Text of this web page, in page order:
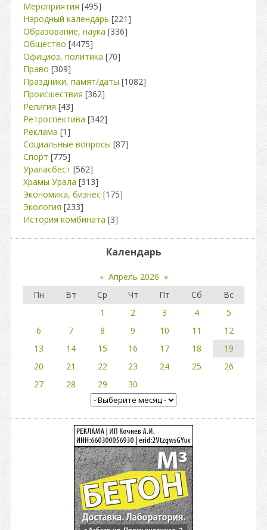
Мероприятия [495]
Народный календарь [221]
Образование, наука [336]
Общество [4475]
Официоз, политика [70]
Право [309]
Праздники, памят/даты [1082]
Происшествия [362]
Религия [43]
Ретроспектива [342]
Реклама [1]
Социальные вопросы [87]
Спорт [775]
Ураласбест [562]
Храмы Урала [313]
Экономика, бизнес [175]
Экология [233]
История комбината [3]
Календарь
« Апрель 2026 »
Пн
Вт Ср Чт Пт Сб
Вс
1
2 3 4
5
6
7 8 9 10 11
12
13
14 15 16 17 18
19
20
21 22 23 24 25
26
27
28 29 30